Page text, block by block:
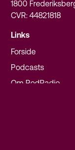
1800
CVR: 44821818
Links
Forside
Podcasts
Om PodRadio